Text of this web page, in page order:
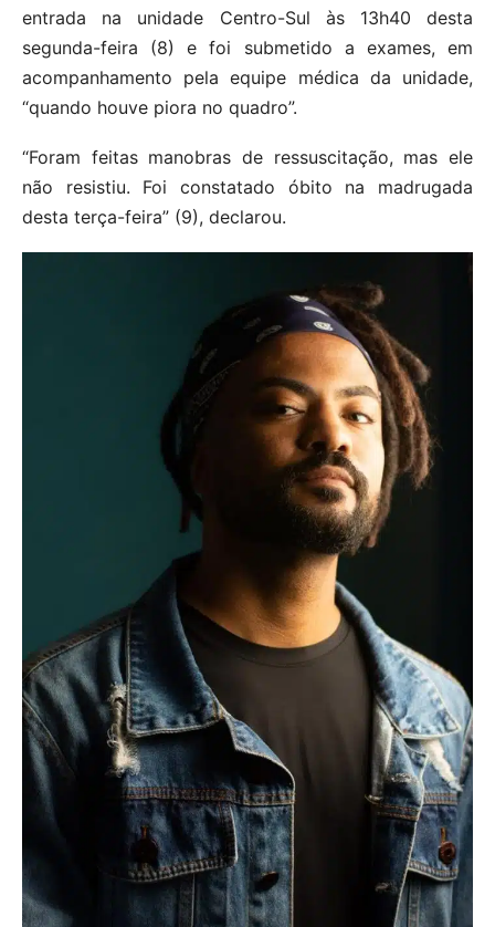
entrada na unidade Centro-Sul às 13h40 desta
segunda-feira (8) e foi submetido a exames, em
acompanhamento pela equipe médica da unidade,
“quando houve piora no quadro”.
“Foram feitas manobras de ressuscitação, mas ele
não resistiu. Foi constatado óbito na madrugada
desta terça-feira” (9), declarou.